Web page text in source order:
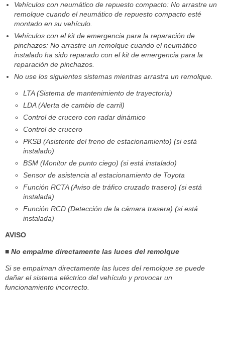
Vehículos con neumático de repuesto compacto: No arrastre un
remolque cuando el neumático de repuesto compacto esté
montado en su vehículo.
Vehículos con el kit de emergencia para la reparación de
pinchazos: No arrastre un remolque cuando el neumático
instalado ha sido reparado con el kit de emergencia para la
reparación de pinchazos.
No use los siguientes sistemas mientras arrastra un remolque.
LTA (Sistema de mantenimiento de trayectoria)
LDA (Alerta de cambio de carril)
Control de crucero con radar dinámico
Control de crucero
PKSB (Asistente del freno de estacionamiento) (si está
instalado)
BSM (Monitor de punto ciego) (si está instalado)
Sensor de asistencia al estacionamiento de Toyota
Función RCTA (Aviso de tráfico cruzado trasero) (si está
instalada)
Función RCD (Detección de la cámara trasera) (si está
instalada)
AVISO
■ No empalme directamente las luces del remolque
Si se empalman directamente las luces del remolque se puede
dañar el sistema eléctrico del vehículo y provocar un
funcionamiento incorrecto.